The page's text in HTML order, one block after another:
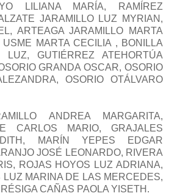
LILIANA MARÍA, RAMÍREZ
JARAMILLO LUZ MYRIAN,
ARTEAGA JARAMILLO MARTA
MARTA CECILIA , BONILLA
LUZ, GUTIÉRREZ ATEHORTÚA
GRANDA OSCAR, OSORIO
OSORIO OTÁLVARO
ANDREA MARGARITA,
CARLOS MARIO, GRAJALES
MARÍN YEPES EDGAR
JOSÉ LEONARDO, RIVERA
ROJAS HOYOS LUZ ADRIANA,
LUZ MARINA DE LAS MERCEDES,
CAÑAS PAOLA YISETH.